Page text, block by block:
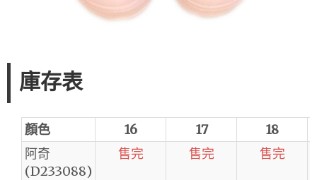
庫存表
顏色 16 17
18
阿奇
(D233088)
售完 售完 售完